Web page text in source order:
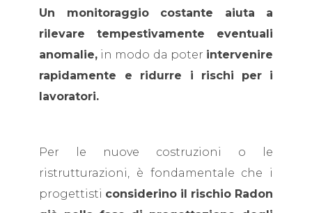
Un monitoraggio costante aiuta a
rilevare tempestivamente eventuali
anomalie, in modo da poter intervenire
rapidamente e ridurre i rischi
per i
lavoratori.
Per le nuove costruzioni o le
ristrutturazioni, è fondamentale che i
progettisti considerino il rischio Radon